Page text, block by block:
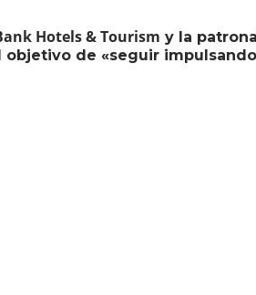
Hotels & Tourism y la
objetivo de «seguir